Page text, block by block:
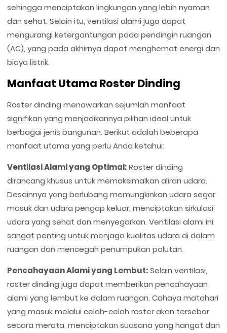
sehingga menciptakan lingkungan yang lebih nyaman
dan sehat. Selain itu, ventilasi alami juga dapat
mengurangi ketergantungan pada pendingin ruangan
(AC), yang pada akhirnya dapat menghemat energi dan
biaya listrik.
Manfaat Utama Roster Dinding
Roster dinding menawarkan sejumlah manfaat
signifikan yang menjadikannya pilihan ideal untuk
berbagai jenis bangunan. Berikut adalah beberapa
manfaat utama yang perlu Anda ketahui:
Ventilasi Alami yang Optimal:Roster dinding
dirancang khusus untuk memaksimalkan aliran udara.
Desainnya yang berlubang memungkinkan udara segar
masuk dan udara pengap keluar, menciptakan sirkulasi
udara yang sehat dan menyegarkan. Ventilasi alami ini
sangat penting untuk menjaga kualitas udara di dalam
ruangan dan mencegah penumpukan polutan.
Pencahayaan Alami yang Lembut:Selain ventilasi,
roster dinding juga dapat memberikan pencahayaan
alami yang lembut ke dalam ruangan. Cahaya matahari
yang masuk melalui celah-celah roster akan tersebar
secara merata, menciptakan suasana yang hangat dan